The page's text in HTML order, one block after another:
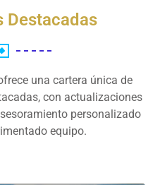
Destacadas
una cartera única de
con actualizaciones
personalizado
equipo.